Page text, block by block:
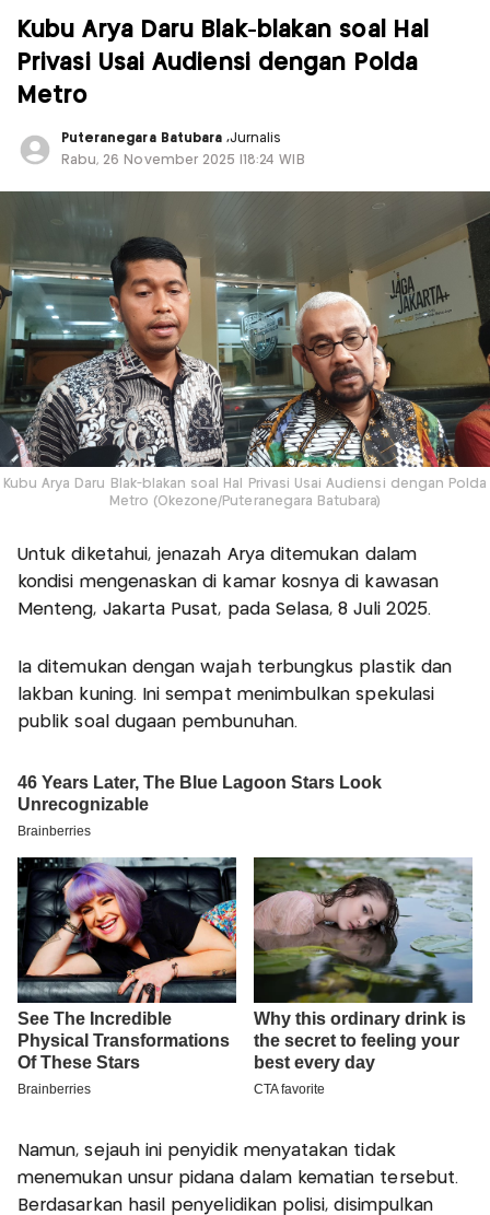
Kubu Arya Daru Blak-blakan soal Hal
Privasi Usai Audiensi dengan Polda
Metro
Puteranegara Batubara,Jurnalis
Rabu, 26 November 2025 |18:24 WIB
Kubu Arya Daru Blak-blakan soal Hal Privasi Usai Audiensi dengan Polda
Metro (Okezone/Puteranegara Batubara)
Untuk diketahui, jenazah Arya ditemukan dalam
kondisi mengenaskan di kamar kosnya di kawasan
Menteng, Jakarta Pusat, pada Selasa, 8 Juli 2025.
Ia ditemukan dengan wajah terbungkus plastik dan
lakban kuning. Ini sempat menimbulkan spekulasi
publik soal dugaan pembunuhan.
Namun, sejauh ini penyidik menyatakan tidak
menemukan unsur pidana dalam kematian tersebut.
Berdasarkan hasil penyelidikan polisi, disimpulkan